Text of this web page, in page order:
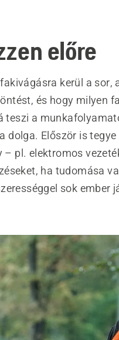
előre
kerül a
és hogy milyen
teszi a
dolga. Először is
– pl. elektromos
ha tudomása
sok ember